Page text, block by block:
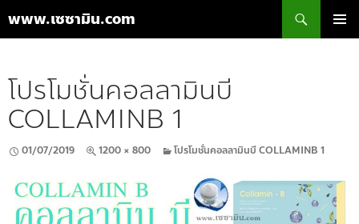
www.เซซามิน.com
เนื้อหา
โปรโมชั่นคอลลามินบี
COLLAMINB 1
01/07/2019 1200 × 800 โปรโมชั่นคอลลามินบี COLLAMINB 1